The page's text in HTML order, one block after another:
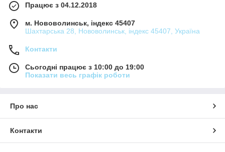
Працює з 04.12.2018
м. Нововолинськ, індекс 45407
Шахтарська 28, Нововолинськ, індекс 45407, Україна
Контакти
Сьогодні працює з 10:00 до 19:00
Показати весь графік роботи
Про нас
Контакти